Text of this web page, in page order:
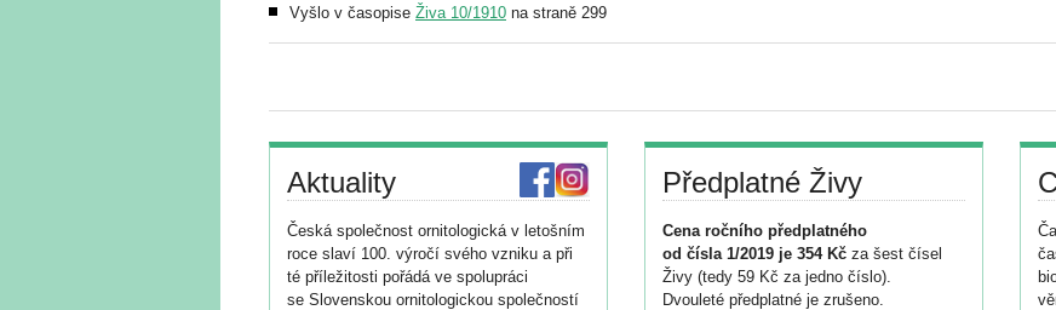
Vyšlo v časopise Živa 10/1910 na straně 299
Aktuality
Česká společnost ornitologická v letošním
roce slaví 100. výročí svého vzniku a při
té příležitosti pořádá ve spolupráci
se Slovenskou ornitologickou společností
Předplatné Živy
Cena ročního předplatného
od čísla 1/2019 je 354 Kč za šest čísel
Živy (tedy 59 Kč za jedno číslo).
Dvouleté předplatné je zrušeno.